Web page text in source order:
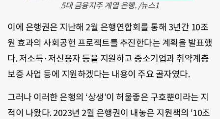
5대 금융지주 계열 은행. /뉴스1
이에 은행권은 지난해 2월 은행연합회를 통해 3년간 10조
원 효과의 사회공헌 프로젝트를 추진한다는 계획을 발표했
다. 저소득·저신용자 등을 지원하고 중소기업과 취약계층
보증 사업 등에 지원하겠다는 내용이 주요 골자였다.
그러나 이러한 은행의 ‘상생’이 허울좋은 구호뿐이라는 지
적이 나왔다. 2023년 2월 은행권이 내놓은 지원책의 ‘10조